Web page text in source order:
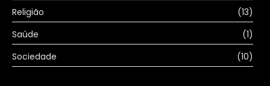
Religião
(13)
Saúde
(1)
Sociedade
(10)